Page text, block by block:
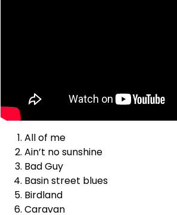
All of me
Ain’t no sunshine
Bad Guy
Basin street blues
Birdland
Caravan